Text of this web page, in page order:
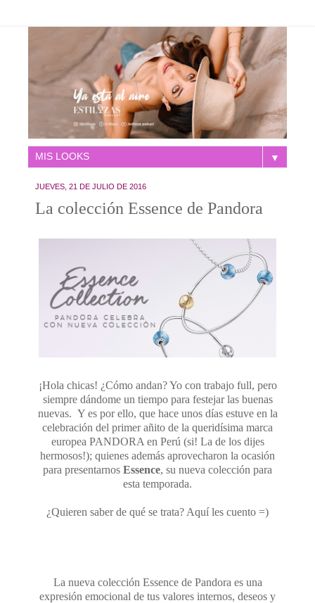
▼
JUEVES, 21 DE JULIO DE 2016
La colección Essence de Pandora
¡Hola chicas! ¿Cómo andan? Yo con trabajo full, pero
siempre dándome un tiempo para festejar las buenas
nuevas. Y es por ello, que hace unos días estuve en la
celebración del primer añito de la queridísima marca
europea PANDORA en Perú (si! La de los dijes
hermosos!); quienes además aprovecharon la ocasión
para presentarnos Essence, su nueva colección para
esta temporada.
¿Quieren saber de qué se trata? Aquí les cuento =)
La nueva colección Essence de Pandora es una
expresión emocional de tus valores internos, deseos y